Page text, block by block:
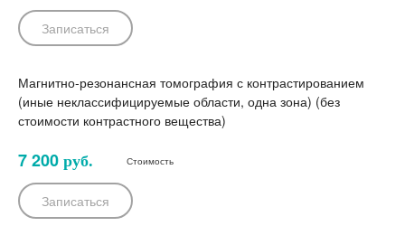
Записаться
Магнитно-резонансная томография с контрастированием
(иные неклассифицируемые области, одна зона) (без
стоимости контрастного вещества)
7 200 руб. Стоимость
Записаться